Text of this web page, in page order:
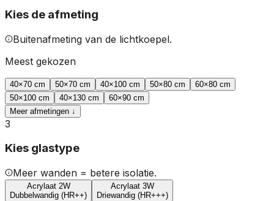
Kies de afmeting
Buitenafmeting van de lichtkoepel.
Meest gekozen
40×70 cm 50×70 cm 40×100 cm 50×80 cm 60×80 cm
50×100 cm 40×130 cm 60×90 cm
Meer afmetingen ↓
3
Kies glastype
Meer wanden = betere isolatie.
Acrylaat 2W
Dubbelwandig (HR++)
Acrylaat 3W
Driewandig (HR+++)